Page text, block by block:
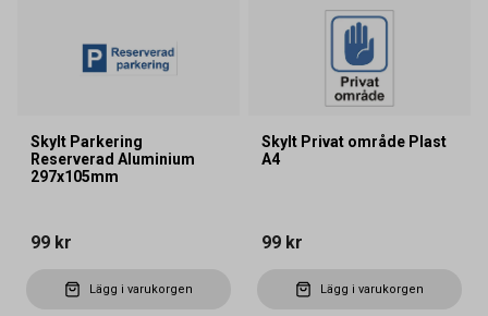
Skylt Parkering
Reserverad Aluminium
297x105mm
99 kr
Lägg i varukorgen
Skylt Privat område Plast
A4
99 kr
Lägg i varukorgen